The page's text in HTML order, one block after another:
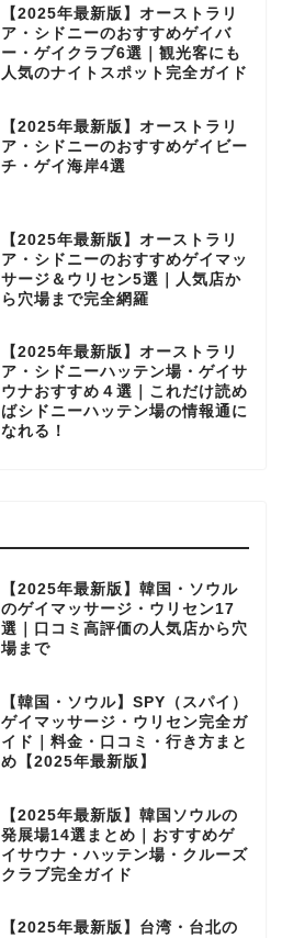
【2025年最新版】オーストラリ
ア・シドニーのおすすめゲイバ
ー・ゲイクラブ6選｜観光客にも
人気のナイトスポット完全ガイド
【2025年最新版】オーストラリ
ア・シドニーのおすすめゲイビー
チ・ゲイ海岸4選
【2025年最新版】オーストラリ
ア・シドニーのおすすめゲイマッ
サージ＆ウリセン5選｜人気店か
ら穴場まで完全網羅
【2025年最新版】オーストラリ
ア・シドニーハッテン場・ゲイサ
ウナおすすめ４選｜これだけ読め
ばシドニーハッテン場の情報通に
なれる！
【2025年最新版】韓国・ソウル
のゲイマッサージ・ウリセン17
選｜口コミ高評価の人気店から穴
場まで
【韓国・ソウル】SPY（スパイ）
ゲイマッサージ・ウリセン完全ガ
イド｜料金・口コミ・行き方まと
め【2025年最新版】
【2025年最新版】韓国ソウルの
発展場14選まとめ｜おすすめゲ
イサウナ・ハッテン場・クルーズ
クラブ完全ガイド
【2025年最新版】台湾・台北の